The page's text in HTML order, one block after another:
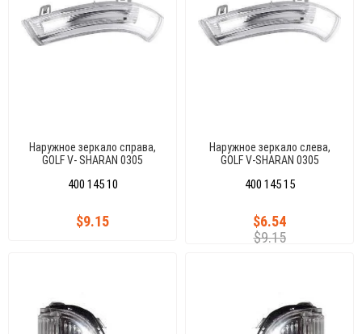
Наружное зеркало справа,
GOLF V- SHARAN 0305
400 145 10
$9.15
Наружное зеркало слева,
GOLF V-SHARAN 0305
400 145 15
$6.54
$9.15